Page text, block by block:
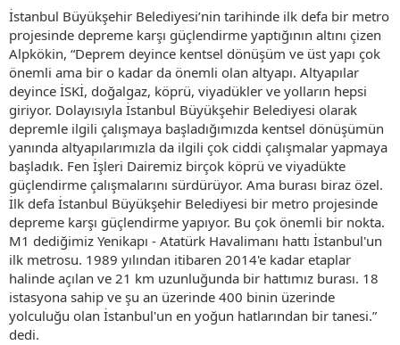
İstanbul Büyükşehir Belediyesi’nin tarihinde ilk defa bir metro
projesinde depreme karşı güçlendirme yaptığının altını çizen
Alpkökin, “Deprem deyince kentsel dönüşüm ve üst yapı çok
önemli ama bir o kadar da önemli olan altyapı. Altyapılar
deyince İSKİ, doğalgaz, köprü, viyadükler ve yolların hepsi
giriyor. Dolayısıyla İstanbul Büyükşehir Belediyesi olarak
depremle ilgili çalışmaya başladığımızda kentsel dönüşümün
yanında altyapılarımızla da ilgili çok ciddi çalışmalar yapmaya
başladık. Fen İşleri Dairemiz birçok köprü ve viyadükte
güçlendirme çalışmalarını sürdürüyor. Ama burası biraz özel.
İlk defa İstanbul Büyükşehir Belediyesi bir metro projesinde
depreme karşı güçlendirme yapıyor. Bu çok önemli bir nokta.
M1 dediğimiz Yenikapı - Atatürk Havalimanı hattı İstanbul'un
ilk metrosu. 1989 yılından itibaren 2014'e kadar etaplar
halinde açılan ve 21 km uzunluğunda bir hattımız burası. 18
istasyona sahip ve şu an üzerinde 400 binin üzerinde
yolculuğu olan İstanbul'un en yoğun hatlarından bir tanesi.”
dedi.